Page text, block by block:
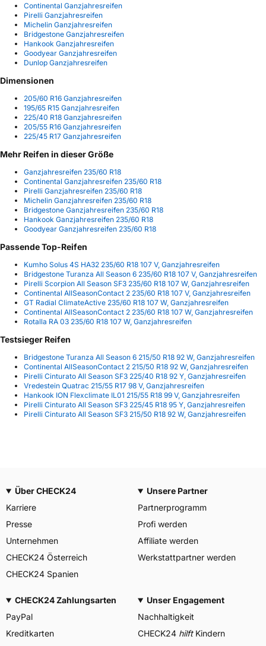
Continental Ganzjahresreifen
Pirelli Ganzjahresreifen
Michelin Ganzjahresreifen
Bridgestone Ganzjahresreifen
Hankook Ganzjahresreifen
Goodyear Ganzjahresreifen
Dunlop Ganzjahresreifen
Dimensionen
205/60 R16 Ganzjahresreifen
195/65 R15 Ganzjahresreifen
225/40 R18 Ganzjahresreifen
205/55 R16 Ganzjahresreifen
225/45 R17 Ganzjahresreifen
Mehr Reifen in dieser Größe
Ganzjahresreifen 235/60 R18
Continental Ganzjahresreifen 235/60 R18
Pirelli Ganzjahresreifen 235/60 R18
Michelin Ganzjahresreifen 235/60 R18
Bridgestone Ganzjahresreifen 235/60 R18
Hankook Ganzjahresreifen 235/60 R18
Goodyear Ganzjahresreifen 235/60 R18
Passende Top-Reifen
Kumho Solus 4S HA32 235/60 R18 107 V, Ganzjahresreifen
Bridgestone Turanza All Season 6 235/60 R18 107 V, Ganzjahresreifen
Pirelli Scorpion All Season SF3 235/60 R18 107 W, Ganzjahresreifen
Continental AllSeasonContact 2 235/60 R18 107 V, Ganzjahresreifen
GT Radial ClimateActive 235/60 R18 107 W, Ganzjahresreifen
Continental AllSeasonContact 2 235/60 R18 107 W, Ganzjahresreifen
Rotalla RA 03 235/60 R18 107 W, Ganzjahresreifen
Testsieger Reifen
Bridgestone Turanza All Season 6 215/50 R18 92 W, Ganzjahresreifen
Continental AllSeasonContact 2 215/50 R18 92 W, Ganzjahresreifen
Pirelli Cinturato All Season SF3 225/40 R18 92 Y, Ganzjahresreifen
Vredestein Quatrac 215/55 R17 98 V, Ganzjahresreifen
Hankook ION Flexclimate IL01 215/55 R18 99 V, Ganzjahresreifen
Pirelli Cinturato All Season SF3 225/45 R18 95 Y, Ganzjahresreifen
Pirelli Cinturato All Season SF3 215/50 R18 92 W, Ganzjahresreifen
Über CHECK24
Karriere
Presse
Unternehmen
CHECK24 Österreich
CHECK24 Spanien
Unsere Partner
Partnerprogramm
Profi werden
Affiliate werden
Werkstattpartner werden
CHECK24 Zahlungsarten
PayPal
Kreditkarten
Unser Engagement
Nachhaltigkeit
CHECK24 hilftKindern